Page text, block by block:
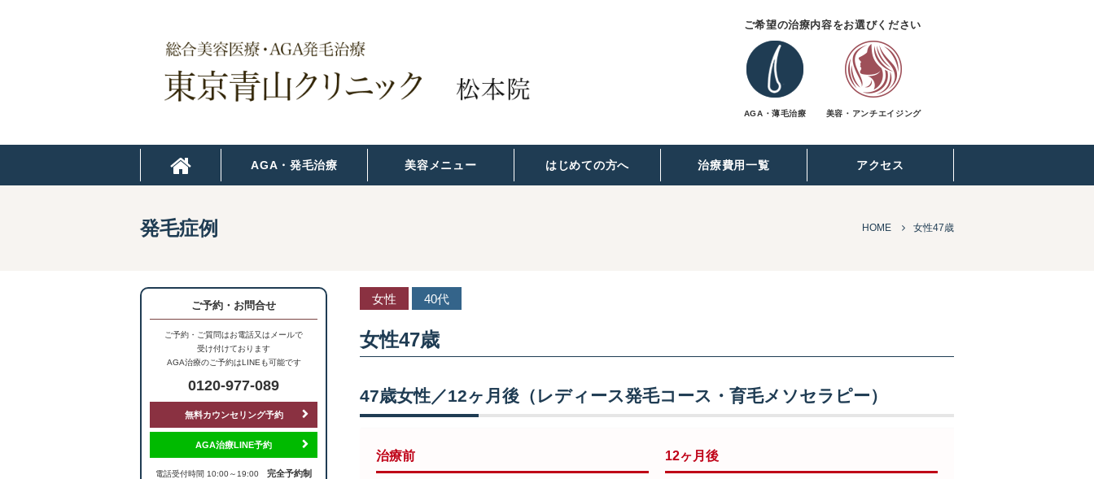
ご希望の治療内容をお選びください
AGA・薄毛治療 美容・アンチエイジング
AGA・発毛治療 美容メニュー はじめての方へ 治療費用一覧 アクセス
発毛症例 HOME 女性47歳
女性 40代
女性47歳
47歳女性／12ヶ月後（レディース発毛コース・育毛メソセラピー）
治療前 12ヶ月後
ご予約・お問合せ
ご予約・ご質問はお電話又はメールで
受け付けております
AGA治療のご予約はLINEも可能です
0120-977-089
無料カウンセリング予約
AGA治療LINE予約
電話受付時間 10:00～19:00 完全予約制